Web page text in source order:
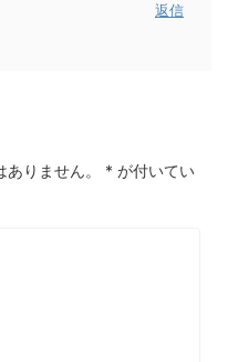
返信
りません。 * が付いてい